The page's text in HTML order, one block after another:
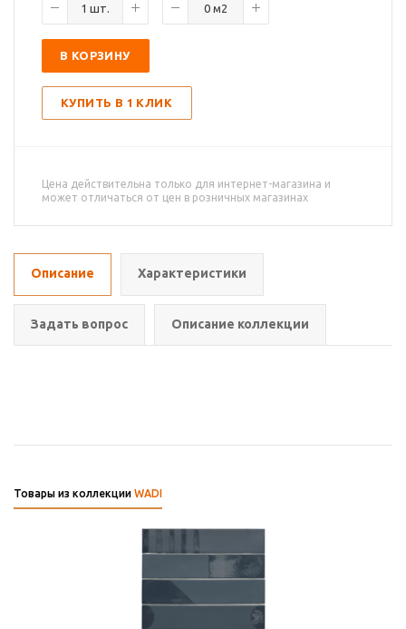
В КОРЗИНУ
КУПИТЬ В 1 КЛИК
Цена действительна только для интернет-магазина и
может отличаться от цен в розничных магазинах
Описание Характеристики
Задать вопрос Описание коллекции
Товары из коллекции WADI